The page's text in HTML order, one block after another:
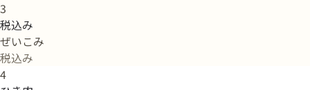
3
税込み
ぜいこみ
税込み
4